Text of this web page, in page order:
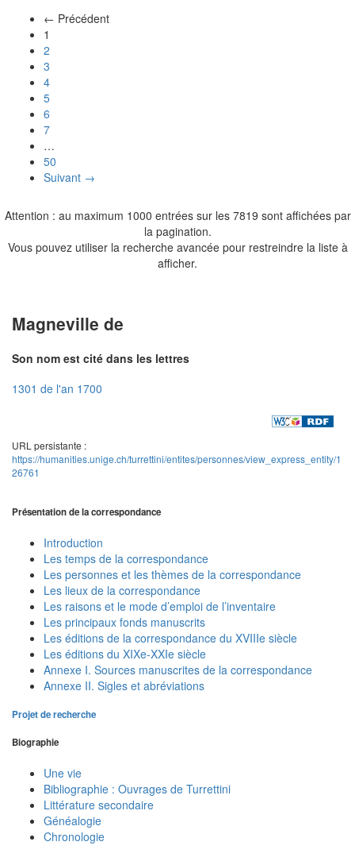
← Précédent
1
2
3
4
5
6
7
…
50
Suivant →
Attention : au maximum 1000 entrées sur les 7819 sont affichées par
la pagination.
Vous pouvez utiliser la recherche avancée pour restreindre la liste à
afficher.
Magneville de
Son nom est cité dans les lettres
1301 de l'an 1700
URL persistante :
https://humanities.unige.ch/turrettini/entites/personnes/view_express_entity/1
26761
Présentation de la correspondance
Introduction
Les temps de la correspondance
Les personnes et les thèmes de la correspondance
Les lieux de la correspondance
Les raisons et le mode d’emploi de l’inventaire
Les principaux fonds manuscrits
Les éditions de la correspondance du XVIIIe siècle
Les éditions du XIXe-XXIe siècle
Annexe I. Sources manuscrites de la correspondance
Annexe II. Sigles et abréviations
Projet de recherche
Biographie
Une vie
Bibliographie : Ouvrages de Turrettini
Littérature secondaire
Généalogie
Chronologie